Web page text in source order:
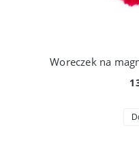
Woreczek na